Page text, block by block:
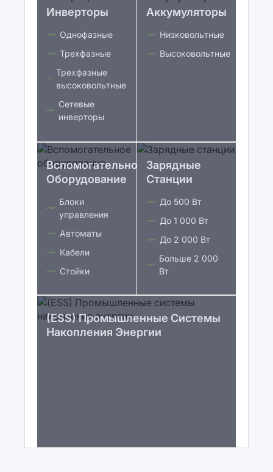
Инверторы
Однофазные
Трехфазные
Трехфазные
высоковольтные
Сетевые
инверторы
Аккумуляторы
Низковольтные
Высоковольтные
Вспомогательное
Оборудование
Блоки
управления
Автоматы
Кабели
Стойки
Зарядные
Станции
До 500 Вт
До 1 000 Вт
До 2 000 Вт
Больше 2 000
Вт
(ESS) Промышленные Системы
Накопления Энергии